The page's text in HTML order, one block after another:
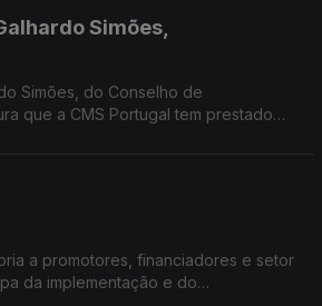
Simões,
Simões, do Conselho de
que a CMS Portugal tem prestado
a promotores, financiadores e setor
da implementação e do